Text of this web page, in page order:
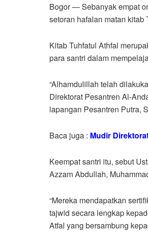
Bogor — Sebanyak empat
setoran hafalan matan kitab
Kitab Tuhfatul Athfal
para santri dalam
“Alhamdulillah telah
Direktorat Pesantren Al-
lapangan Pesantren Putra,
Baca juga : Mudir
Keempat santri itu, sebut
Azzam Abdullah,
“Mereka mendapatkan
tajwid secara lengkap
Atfal yang bersambung